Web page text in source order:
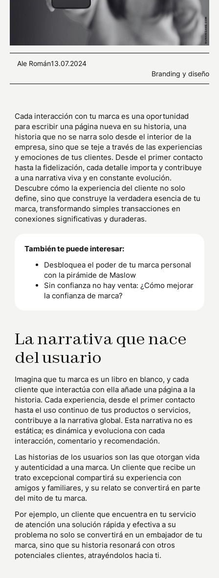
Ale Román13.07.2024
Branding y diseño
Cada interacción con tu marca es una oportunidad
para escribir una página nueva en su historia, una
historia que no se narra solo desde el interior de la
empresa, sino que se teje a través de las experiencias
y emociones de tus clientes. Desde el primer contacto
hasta la fidelización, cada detalle importa y contribuye
a una narrativa viva y en constante evolución.
Descubre cómo la experiencia del cliente no solo
define, sino que construye la verdadera esencia de tu
marca, transformando simples transacciones en
conexiones significativas y duraderas.
También te puede interesar:
Desbloquea el poder de tu marca personal
con la pirámide de Maslow
Sin confianza no hay venta: ¿Cómo mejorar
la confianza de marca?
La narrativa que nace
del usuario
Imagina que tu marca es un libro en blanco, y cada
cliente que interactúa con ella añade una página a la
historia. Cada experiencia, desde el primer contacto
hasta el uso continuo de tus productos o servicios,
contribuye a la narrativa global. Esta narrativa no es
estática; es dinámica y evoluciona con cada
interacción, comentario y recomendación.
Las historias de los usuarios son las que otorgan vida
y autenticidad a una marca. Un cliente que recibe un
trato excepcional compartirá su experiencia con
amigos y familiares, y su relato se convertirá en parte
del mito de tu marca.
Por ejemplo, un cliente que encuentra en tu servicio
de atención una solución rápida y efectiva a su
problema no solo se convertirá en un embajador de tu
marca, sino que su historia resonará con otros
potenciales clientes, atrayéndolos hacia ti.